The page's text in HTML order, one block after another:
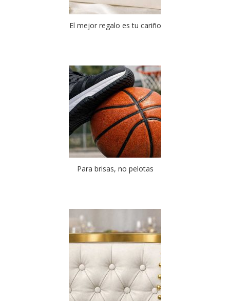
El mejor regalo es tu cariño
Para brisas, no pelotas